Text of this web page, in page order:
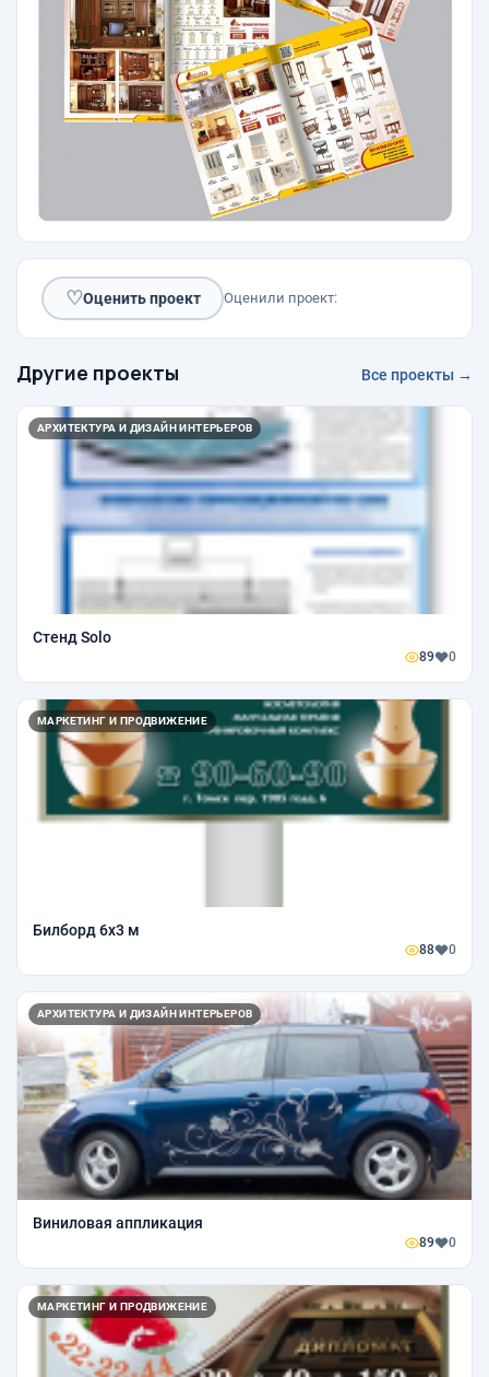
♡Оценить проект Оценили проект:
Другие проекты Все проекты →
АРХИТЕКТУРА И ДИЗАЙН ИНТЕРЬЕРОВ
Стенд Solo
89 0
МАРКЕТИНГ И ПРОДВИЖЕНИЕ
Билборд 6х3 м
88 0
АРХИТЕКТУРА И ДИЗАЙН ИНТЕРЬЕРОВ
Виниловая аппликация
89 0
МАРКЕТИНГ И ПРОДВИЖЕНИЕ